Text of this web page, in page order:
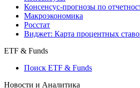
Поиск индексов
Страницы стран
Создать индекс
Консенсусы
Макроэкономика
Виджет: Карта процентных ставок
ETF & Funds